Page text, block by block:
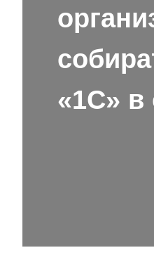
«1С» в